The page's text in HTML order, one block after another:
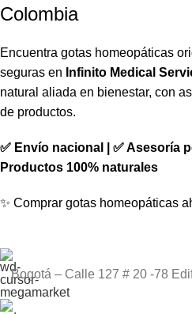
Colombia
Encuentra gotas homeopáticas
seguras en Infinito Medical
natural aliada en bienestar, con
de productos.
✅ Envío nacional | ✅ Asesoría
Productos 100% naturales
✨ Comprar gotas homeopáticas
Bogotá – Calle 127 # 20 -78